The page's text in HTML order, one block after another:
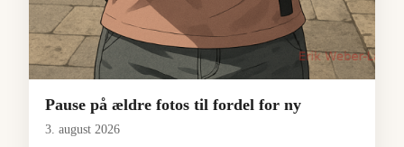
Pause på ældre fotos til fordel for ny
3. august 2026